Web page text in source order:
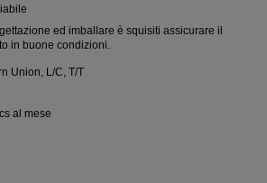
ed imballare è squisiti assicurare il
in buone condizioni.
Union, L/C, T/T
al mese